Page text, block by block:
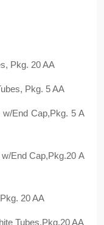
Pkg. 20 AA
Pkg. 5 AA
w/End Cap,Pkg. 5 A
End Cap,Pkg.20 A
20 AA
Tubes,Pkg.20 AA